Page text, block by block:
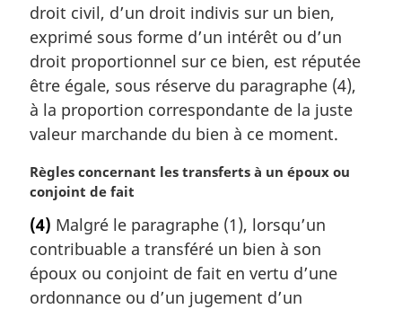
i
n
a
l
e
:
droit civil, d’un droit indivis sur un bien,
exprimé sous forme d’un intérêt ou d’un
droit proportionnel sur ce bien, est réputée
être égale, sous réserve du paragraphe (4),
à la proportion correspondante de la juste
valeur marchande du bien à ce moment.
N
o
e
m
a
r
Règles concernant les transferts à un époux ou
conjoint de fait
(4) Malgré le paragraphe (1), lorsqu’un
contribuable a transféré un bien à son
époux ou conjoint de fait en vertu d’une
ordonnance ou d’un jugement d’un